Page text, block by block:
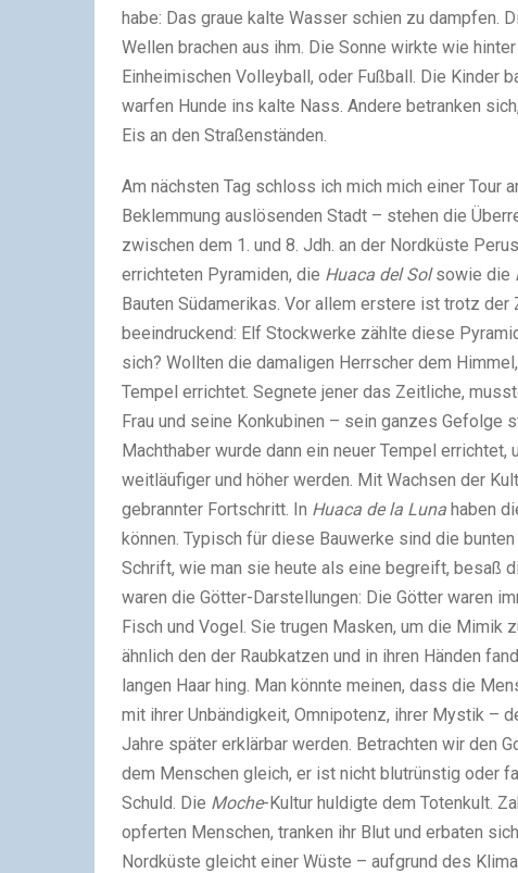
habe: Das graue kalte Wasser schien zu dampfen.
Wellen brachen aus ihm. Die Sonne wirkte wie
Einheimischen Volleyball, oder Fußball. Die Kinder
warfen Hunde ins kalte Nass. Andere betranken
Eis an den Straßenständen.
Am nächsten Tag schloss ich mich mich einer Tour
Beklemmung auslösenden Stadt – stehen die
zwischen dem 1. und 8. Jdh. an der Nordküste
errichteten Pyramiden, die Huaca del Solsowie die
Bauten Südamerikas. Vor allem erstere ist trotz
beeindruckend: Elf Stockwerke zählte diese
sich? Wollten die damaligen Herrscher dem
Tempel errichtet. Segnete jener das Zeitliche,
Frau und seine Konkubinen – sein ganzes Gefolge
Machthaber wurde dann ein neuer Tempel
weitläufiger und höher werden. Mit Wachsen der
gebrannter Fortschritt. In Huaca de la Luna haben
können. Typisch für diese Bauwerke sind die
Schrift, wie man sie heute als eine begreift, besaß
waren die Götter-Darstellungen: Die Götter waren
Fisch und Vogel. Sie trugen Masken, um die Mimik
ähnlich den der Raubkatzen und in ihren Händen
langen Haar hing. Man könnte meinen, dass die
mit ihrer Unbändigkeit, Omnipotenz, ihrer Mystik –
Jahre später erklärbar werden. Betrachten wir den
dem Menschen gleich, er ist nicht blutrünstig oder
Schuld. Die Moche-Kultur huldigte dem Totenkult.
opferten Menschen, tranken ihr Blut und erbaten
Nordküste gleicht einer Wüste – aufgrund des